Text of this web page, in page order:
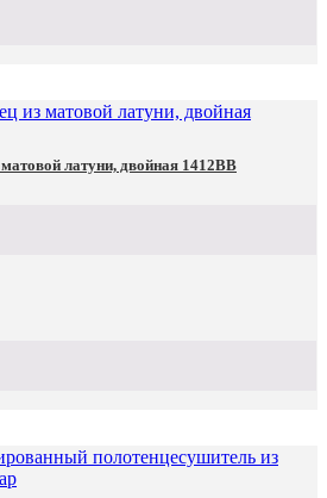
латуни, двойная 1412BB